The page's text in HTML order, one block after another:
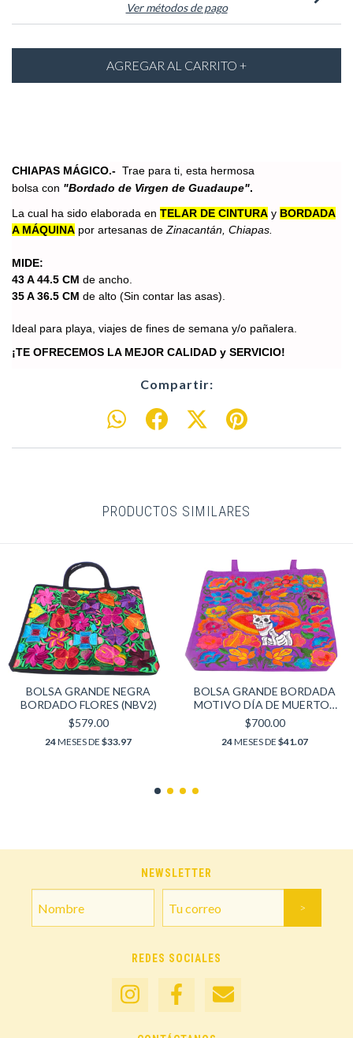
Ver métodos de pago
CHIAPAS MÁGICO.- Trae para ti, esta hermosa
bolsa con "Bordado de Virgen de Guadaupe".
La cual ha sido elaborada en TELAR DE CINTURA y BORDADA
A MÁQUINA por artesanas deZinacantán, Chiapas.
MIDE:
43 A 44.5 CM de ancho.
35 A 36.5 CM de alto (Sin contar las asas).
Ideal para playa, viajes de fines de semana y/o pañalera.
¡TE OFRECEMOS LA MEJOR CALIDAD y SERVICIO!
Compartir:
PRODUCTOS SIMILARES
BOLSA GRANDE NEGRA
BORDADO FLORES (NBV2)
$579.00
24MESES DE $33.97
BOLSA GRANDE BORDADA
MOTIVO DÍA DE MUERTOS
"CATRINA"
$700.00
24MESES DE $41.07
NEWSLETTER
REDES SOCIALES